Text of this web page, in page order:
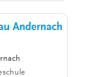
Andernach